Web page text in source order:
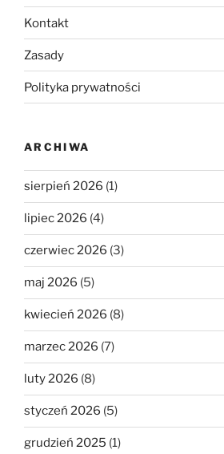
Kontakt
Zasady
Polityka prywatności
ARCHIWA
sierpień 2026 (1)
lipiec 2026 (4)
czerwiec 2026 (3)
maj 2026 (5)
kwiecień 2026 (8)
marzec 2026 (7)
luty 2026 (8)
styczeń 2026 (5)
grudzień 2025 (1)